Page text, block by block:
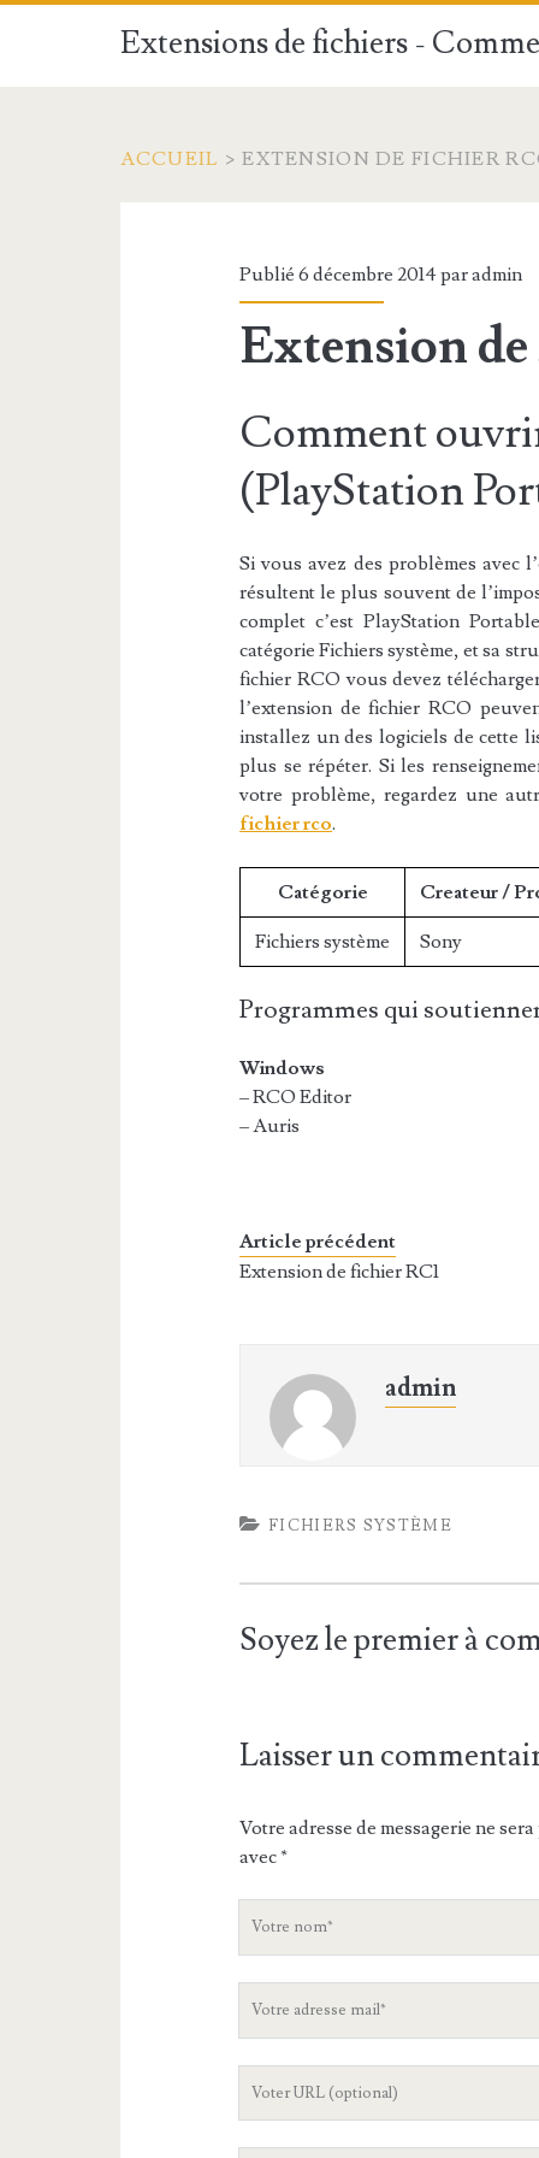
Extensions de fichiers -
ACCUEIL > EXTENSION DE FICHIER
Publié 6 décembre 2014 paradmin
Extension
Comment
(PlayStation
Si vous avez des problèmes avec
résultent le plus souvent de
complet c’est PlayStation
catégorie Fichiers système, et sa
fichier RCO vous devez
l’extension de fichier RCO
installez un des logiciels de cette
plus se répéter. Si les
votre problème, regardez une
fichier rco.
Catégorie Createur /
Fichiers système Sony
Programmes qui
Windows
– RCO Editor
– Auris
Article précédent
Extension de fichier RC1
admin
FICHIERS SYSTÈME
Soyez le premier à
Laisser un
Votre adresse de messagerie ne
avec*
V
n
m
V
a
L